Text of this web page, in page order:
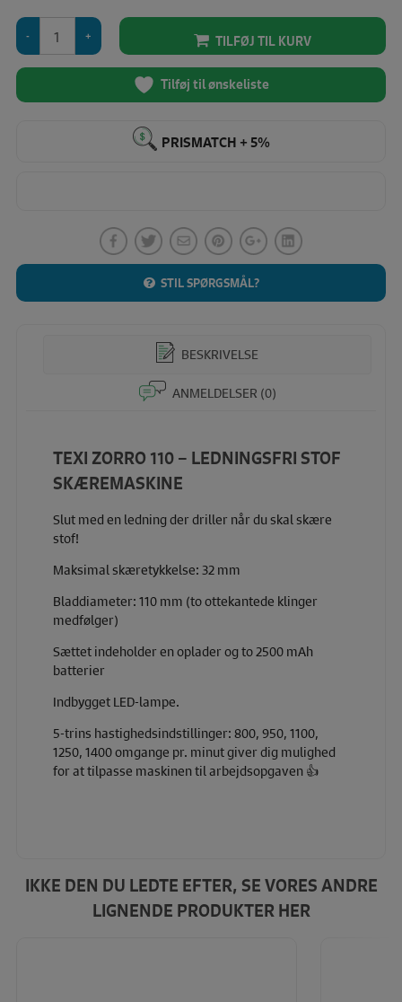
Zorro
110
Ledningsfri
TILFØJ TIL KURV
Tilføj til ønskeliste
PRISMATCH + 5%
STIL SPØRGSMÅL?
BESKRIVELSE
ANMELDELSER (0)
TEXI ZORRO 110 – LEDNINGSFRI STOF
SKÆREMASKINE
Slut med en ledning der driller når du skal skære
stof!
Maksimal skæretykkelse: 32 mm
Bladdiameter: 110 mm (to ottekantede klinger
medfølger)
Sættet indeholder en oplader og to 2500 mAh
batterier
Indbygget LED-lampe.
5-trins hastighedsindstillinger: 800, 950, 1100,
1250, 1400 omgange pr. minut giver dig mulighed
for at tilpasse maskinen til arbejdsopgaven 👍
IKKE DEN DU LEDTE EFTER, SE VORES ANDRE
LIGNENDE PRODUKTER HER